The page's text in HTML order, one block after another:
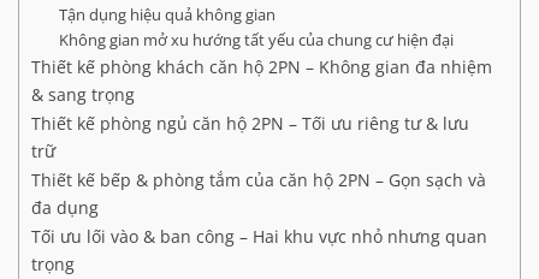
Tận dụng hiệu quả không gian
Không gian mở xu hướng tất yếu của chung cư hiện đại
Thiết kế phòng khách căn hộ 2PN – Không gian đa nhiệm
& sang trọng
Thiết kế phòng ngủ căn hộ 2PN – Tối ưu riêng tư & lưu
trữ
Thiết kế bếp & phòng tắm của căn hộ 2PN – Gọn sạch và
đa dụng
Tối ưu lối vào & ban công – Hai khu vực nhỏ nhưng quan
trọng